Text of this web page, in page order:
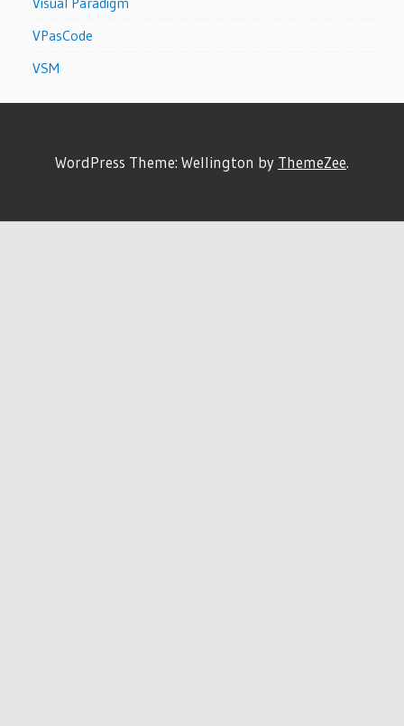
VPasCode
VSM
WordPress Theme: Wellington by ThemeZee.